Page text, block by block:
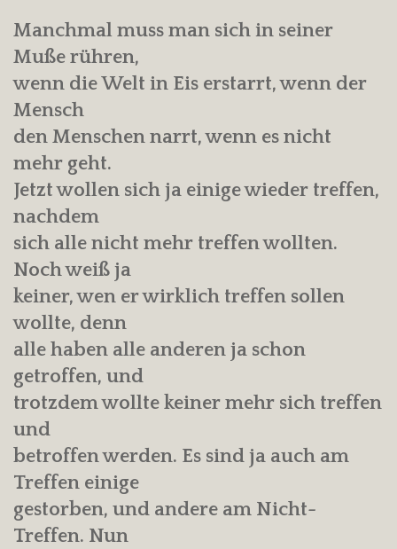
Manchmal muss man sich in seiner
Muße rühren,
wenn die Welt in Eis erstarrt, wenn der
Mensch
den Menschen narrt, wenn es nicht
mehr geht.
Jetzt wollen sich ja einige wieder treffen,
nachdem
sich alle nicht mehr treffen wollten.
Noch weiß ja
keiner, wen er wirklich treffen sollen
wollte, denn
alle haben alle anderen ja schon
getroffen, und
trotzdem wollte keiner mehr sich treffen
und
betroffen werden. Es sind ja auch am
Treffen einige
gestorben, und andere am Nicht-
Treffen. Nun